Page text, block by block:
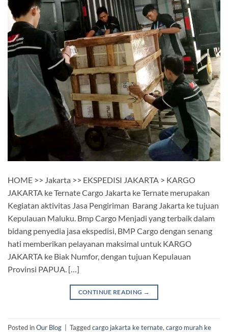
HOME >> Jakarta >> EKSPEDISI JAKARTA > KARGO
JAKARTA ke Ternate Cargo Jakarta ke Ternate merupakan
Kegiatan aktivitas Jasa Pengiriman Barang Jakarta ke tujuan
Kepulauan Maluku. Bmp Cargo Menjadi yang terbaik dalam
bidang penyedia jasa ekspedisi, BMP Cargo dengan senang
hati memberikan pelayanan maksimal untuk KARGO
JAKARTA ke Biak Numfor, dengan tujuan Kepulauan
Provinsi PAPUA. […]
CONTINUE READING →
Posted inOur Blog Taggedcargo jakarta ke ternate, cargo murah ke